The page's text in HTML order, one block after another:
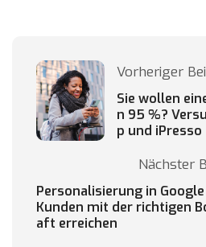
Vorheriger
Sie wollen
n 95 %?
p und iPresso
Nächster
Personalisierung in
Kunden mit der richtigen
aft erreichen